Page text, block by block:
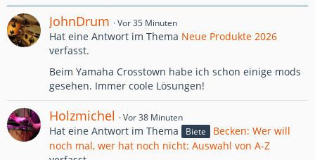
JohnDrum Vor 35 Minuten
Hat eine Antwort im Thema Neue Produkte 2026
verfasst.
Beim Yamaha Crosstown habe ich schon einige mods
gesehen. Immer coole Lösungen!
Holzmichel Vor 38 Minuten
Hat eine Antwort im Thema Biete
Becken: Wer will
noch mal, wer hat noch nicht: Auswahl von A-Z